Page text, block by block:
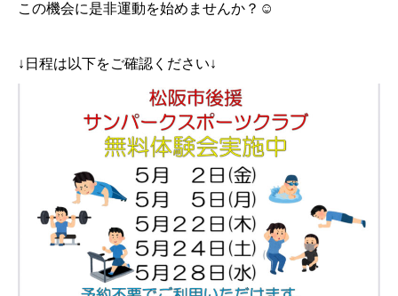
この機会に是非運動を始めませんか？☺
↓日程は以下をご確認ください↓